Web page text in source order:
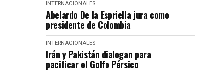
INTERNACIONALES
Abelardo De la Espriella jura como
presidente de Colombia
INTERNACIONALES
Irán y Pakistán dialogan para
pacificar el Golfo Pérsico